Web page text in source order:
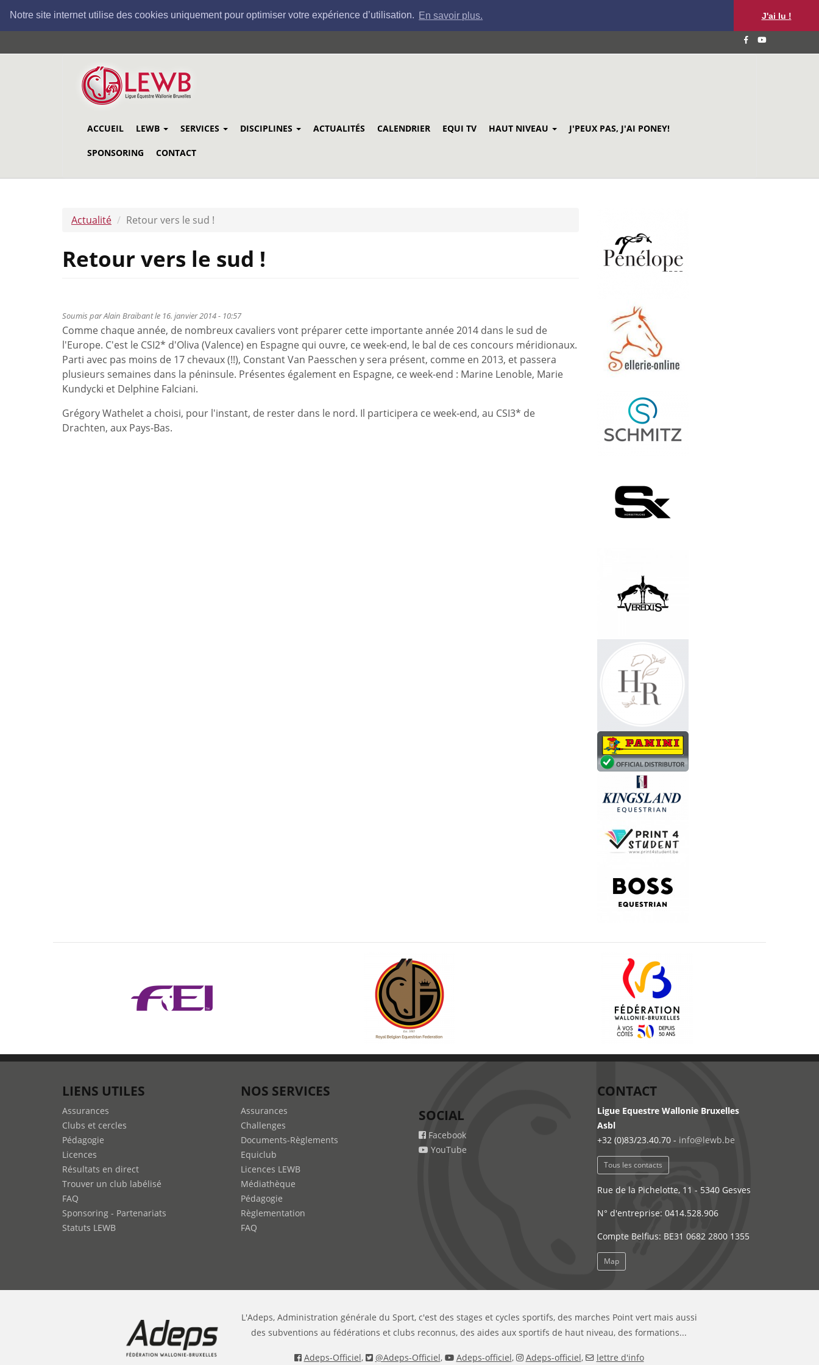
Notre site internet utilise des cookies uniquement pour optimiser votre expérience d’utilisation. En savoir plus. J'ai lu !
au
ACCUEIL LEWB SERVICES DISCIPLINES ACTUALITÉS CALENDRIER EQUI TV HAUT NIVEAU J'PEUX PAS, J'AI PONEY!
SPONSORING CONTACT
Actualité Retour vers le sud !
Retour vers le sud !
Soumis parAlain Braibantle 16. janvier 2014 - 10:57
Comme chaque année, de nombreux cavaliers vont préparer cette importante année 2014 dans le sud de
l'Europe. C'est le CSI2* d'Oliva (Valence) en Espagne qui ouvre, ce week-end, le bal de ces concours méridionaux.
Parti avec pas moins de 17 chevaux (!!), Constant Van Paesschen y sera présent, comme en 2013, et passera
plusieurs semaines dans la péninsule. Présentes également en Espagne, ce week-end : Marine Lenoble, Marie
Kundycki et Delphine Falciani.
Grégory Wathelet a choisi, pour l'instant, de rester dans le nord. Il participera ce week-end, au CSI3* de
Drachten, aux Pays-Bas.
LIENS UTILES
Assurances
Clubs et cercles
Pédagogie
Licences
Résultats en direct
Trouver un club labélisé
FAQ
Sponsoring - Partenariats
Statuts LEWB
NOS SERVICES
Assurances
Challenges
Documents-Règlements
Equiclub
Licences LEWB
Médiathèque
Pédagogie
Règlementation
FAQ
SOCIAL
Facebook
YouTube
CONTACT
Ligue Equestre Wallonie Bruxelles
Asbl
+32 (0)83/23.40.70 - info@lewb.be
Tous les contacts
Rue de la Pichelotte, 11 - 5340 Gesves
N° d'entreprise: 0414.528.906
Compte Belfius: BE31 0682 2800 1355
Map
L'Adeps, Administration générale du Sport, c'est des stages et cycles sportifs, des marches Point vert mais aussi
des subventions au fédérations et clubs reconnus, des aides aux sportifs de haut niveau, des formations...
Adeps-Officiel, @Adeps-Officiel, Adeps-officiel, Adeps-officiel, lettre d'info